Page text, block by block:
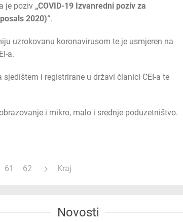
je poziv „COVID-19 Izvanredni poziv za
2020)“.
uzrokovanu koronavirusom te je usmjeren na
a.
i registrirane u državi članici CEI-a te
i mikro, malo i srednje poduzetništvo.
61 62 Kraj
Novosti